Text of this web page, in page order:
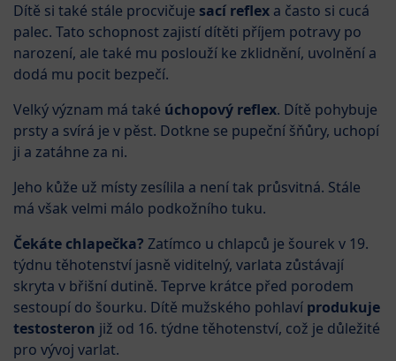
Dítě si také stále procvičuje sací reflex a často si cucá
palec. Tato schopnost zajistí dítěti příjem potravy po
narození, ale také mu poslouží ke zklidnění, uvolnění a
dodá mu pocit bezpečí.
Velký význam má také úchopový reflex. Dítě pohybuje
prsty a svírá je v pěst. Dotkne se pupeční šňůry, uchopí
ji a zatáhne za ni.
Jeho kůže už místy zesílila a není tak průsvitná. Stále
má však velmi málo podkožního tuku.
Čekáte chlapečka? Zatímco u chlapců je šourek v 19.
týdnu těhotenství jasně viditelný, varlata zůstávají
skryta v břišní dutině. Teprve krátce před porodem
sestoupí do šourku. Dítě mužského pohlaví produkuje
testosteron již od 16. týdne těhotenství, což je důležité
pro vývoj varlat.